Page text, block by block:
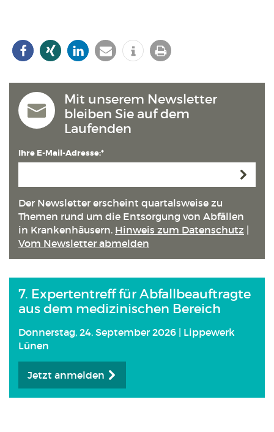
Mit unserem Newsletter
bleiben Sie auf dem
Laufenden
Ihre E-Mail-Adresse:*
Der Newsletter erscheint quartals­weise zu
Themen rund um die Entsorgung von Abfällen
in Kranken­häusern. Hinweis zum Datenschutz
Vom Newsletter abmelden
7. Expertentreff für Abfallbeauftragte
aus dem medizinischen Bereich
Donnerstag, 24. September 2026 | Lippewerk
Lünen
Jetzt anmelden